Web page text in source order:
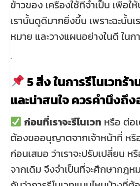
ข้าวของ เครื่องใช้ที่จำเป็น เพื่อใ
เรานั้นดูดีมากยิ่งขึ้น เพราะฉะนั้น
หมาย และวางแผนอย่างในดี ในก
.
5 สิ่ง ในการรีโนเวทร้
และน่าสนใจ ควรคำนึงถึง
ก่อนที่เราจะรีโนเวท หรือ ต่อ
ต้องขออนุญาตจากเจ้าหน้าที่ ห
ก่อนเสมอ ว่าเราจะปรับเปลี่ยน ห
จากเดิม จึงจำเป็นที่จะศึกษากฎ